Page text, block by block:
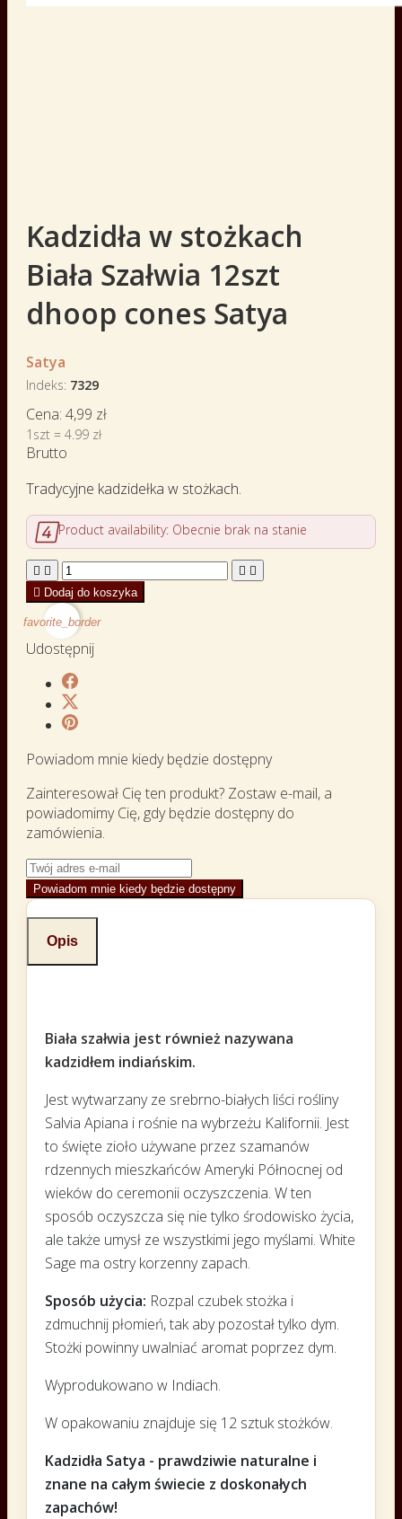
Kadzidła w stożkach
Biała Szałwia 12szt
dhoop cones Satya
Satya
Indeks 7329
Cena: 4,99 zł
1szt = 4.99 zł
Brutto
Tradycyjne kadzidełka w stożkach.
Product availability: Obecnie brak na stanie
   
 Dodaj do koszyka
favorite_border
Udostępnij
Powiadom mnie kiedy będzie dostępny
Zainteresował Cię ten produkt? Zostaw e-mail, a
powiadomimy Cię, gdy będzie dostępny do
zamówienia.
Powiadom mnie kiedy będzie dostępny
Opis
Biała szałwia jest również nazywana
kadzidłem indiańskim.
Jest wytwarzany ze srebrno-białych liści rośliny
Salvia Apiana i rośnie na wybrzeżu Kalifornii. Jest
to święte zioło używane przez szamanów
rdzennych mieszkańców Ameryki Północnej od
wieków do ceremonii oczyszczenia. W ten
sposób oczyszcza się nie tylko środowisko życia,
ale także umysł ze wszystkimi jego myślami. White
Sage ma ostry korzenny zapach.
Sposób użycia: Rozpal czubek stożka i
zdmuchnij płomień, tak aby pozostał tylko dym.
Stożki powinny uwalniać aromat poprzez dym.
Wyprodukowano w Indiach.
W opakowaniu znajduje się 12 sztuk stożków.
Kadzidła Satya - prawdziwie naturalne i
znane na całym świecie z doskonałych
zapachów!